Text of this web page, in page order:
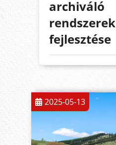
archiváló
rendszerek
fejlesztése
2025-05-13